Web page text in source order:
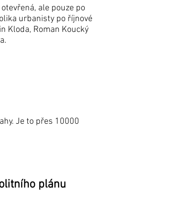
ale pouze po
urbanisty po říjnové
Kloda, Roman Koucký
Je to přes 10000
plánu